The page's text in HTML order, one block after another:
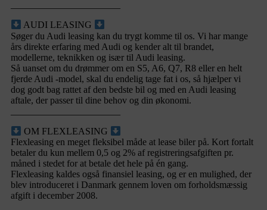
AUDI LEASING
Søger du Audi leasing kan du trygt komme til os. Vi har mange
års direkte erfaring med Audi og kender alt til brandet,
modellerne, teknikken og især til Audi leasing.
Så uanset om du drømmer om en S5, A6, Q7, R8 eller en helt
fjerde Audi -model, skal du endelig tage fat i os, så hjælper vi
dog godt bag rattet af den bedste bil og med en Audi leasing
aftale, der passer til dine behov og din økonomi.
OM FLEXLEASING
Flexleasing en meget fleksibel måde at lease biler på. Kort fortalt
betaler du kun mellem 0,5 og 2% af registreringsafgiften pr.
måned i stedet for at betale det hele på én gang.
Flexleasing kaldes også finansiel leasing, og er en mulighed, der
blev introduceret i Danmark gennem loven om forholdsmæssig
afgift i december 2008.